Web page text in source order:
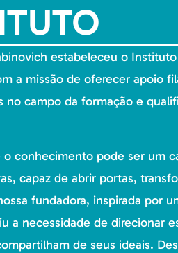
estabeleceu o
a missão de oferecer apoio
no campo da formação e
conhecimento pode ser um
capaz de abrir portas,
fundadora, inspirada por
a necessidade de direcionar
de seus ideais.